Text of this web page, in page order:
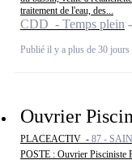
traitement de l'eau, des...
CDD - Temps plein
Publié il y a plus de 30 jours
Ouvrier
PLACEACTIV - 87 -
POSTE : Ouvrier Pisciniste